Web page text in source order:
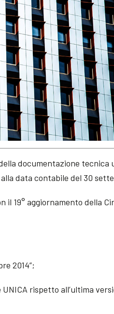
documentazione tecnica
data contabile del 30
19° aggiornamento della
2014”;
rispetto all’ultima